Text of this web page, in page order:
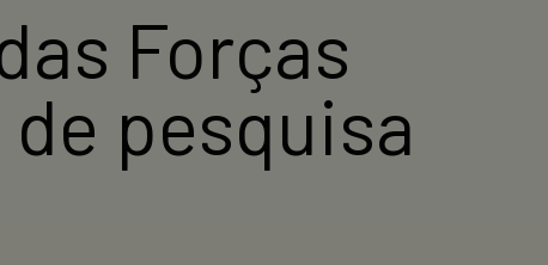
Forças
pesquisa